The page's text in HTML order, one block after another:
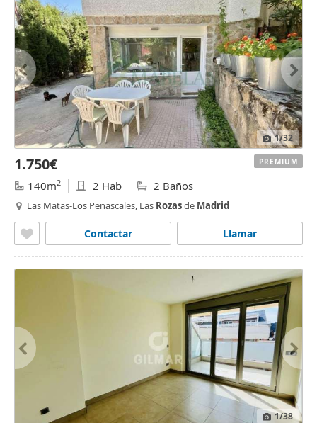
1/32
1.750€
140m2 2 Hab 2 Baños
Las Matas-Los Peñascales, Las Rozasde Madrid
Llamar
Contactar
PREMIUM
1/38